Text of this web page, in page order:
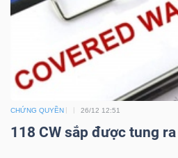
CHỨNG QUYỀN 26/12 12:51
118 CW sắp được tung
cáo
(-)
ngữ